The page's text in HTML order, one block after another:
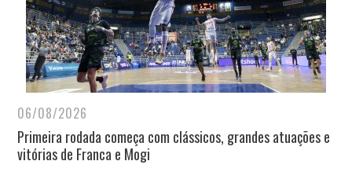
06/08/2026
Primeira rodada começa com clássicos, grandes atuações e
vitórias de Franca e Mogi